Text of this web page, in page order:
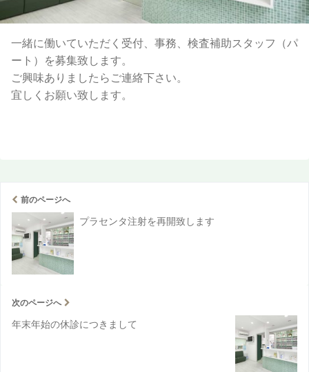
一緒に働いていただく受付、事務、検査補助スタッフ（パ
ート）を募集致します。
ご興味ありましたらご連絡下さい。
宜しくお願い致します。
前のページへ
プラセンタ注射を再開致します
次のページへ
年末年始の休診につきまして